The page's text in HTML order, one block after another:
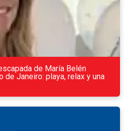
de María Belén
de Janeiro: playa, relax y una